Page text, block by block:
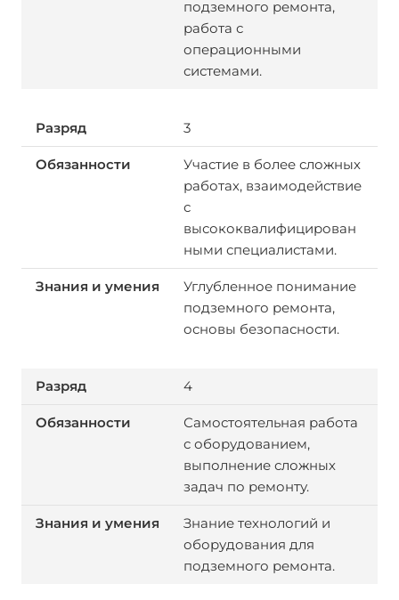
подземного ремонта,
работа с
операционными
системами.
3
Участие в более сложных
работах, взаимодействие
с
высококвалифицирован
ными специалистами.
Углубленное понимание
подземного ремонта,
основы безопасности.
4
Самостоятельная работа
с оборудованием,
выполнение сложных
задач по ремонту.
Знание технологий и
оборудования для
подземного ремонта.